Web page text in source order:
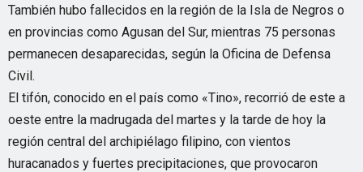
También hubo fallecidos en la región de la Isla de Negros o
en provincias como Agusan del Sur, mientras 75 personas
permanecen desaparecidas, según la Oficina de Defensa
Civil.
El tifón, conocido en el país como «Tino», recorrió de este a
oeste entre la madrugada del martes y la tarde de hoy la
región central del archipiélago filipino, con vientos
huracanados y fuertes precipitaciones, que provocaron